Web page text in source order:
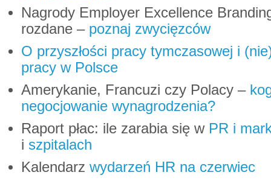
Nagrody Employer Excellence
rozdane – poznaj zwycięzców
O przyszłości pracy tymczasowej i
pracy w Polsce
Amerykanie, Francuzi czy Polacy –
negocjowanie wynagrodzenia?
Raport płac: ile zarabia się w PR i
i szpitalach
Kalendarz wydarzeń HR na czerwiec